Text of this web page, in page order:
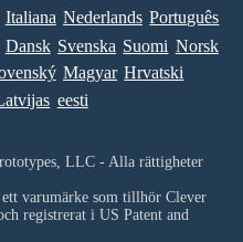
Italiana Nederlands Português
Dansk Svenska Suomi Norsk
Magyar Hrvatski
eesti
LLC - Alla rättigheter
varumärke som tillhör Clever
registrerat i US Patent and